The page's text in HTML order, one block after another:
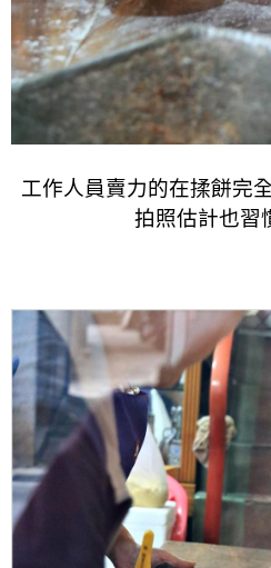
工作人員賣力的在揉餅完
拍照估計也習